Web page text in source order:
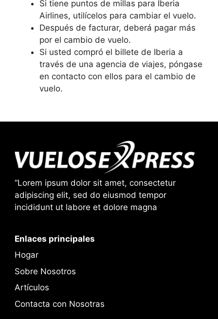
Si tiene puntos de millas para Iberia
Airlines, utilícelos para cambiar el vuelo.
Después de facturar, deberá pagar más
por el cambio de vuelo.
Si usted compró el billete de Iberia a
través de una agencia de viajes, póngase
en contacto con ellos para el cambio de
vuelo.
“Lorem ipsum dolor sit amet, consectetur
adipiscing elit, sed do eiusmod tempor
incididunt ut labore et dolore magna
Enlaces principales
Hogar
Sobre Nosotros
Artículos
Contacta con Nosotras